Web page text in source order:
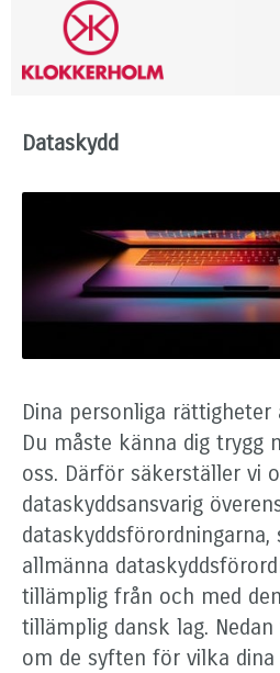
Dataskydd
Dina personliga
Du måste känna dig trygg
oss. Därför säkerställer vi
dataskyddsansvarig
dataskyddsförordningarna,
allmänna
tillämplig från och med
tillämplig dansk lag.
om de syften för vilka